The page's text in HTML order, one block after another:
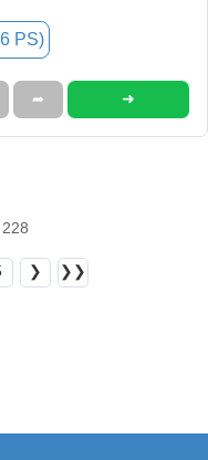
PS)
➦ ➜
❯ ❯❯